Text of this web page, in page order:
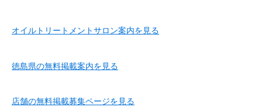
オイルトリートメントサロン案内を見る
徳島県の無料掲載案内を見る
店舗の無料掲載募集ページを見る